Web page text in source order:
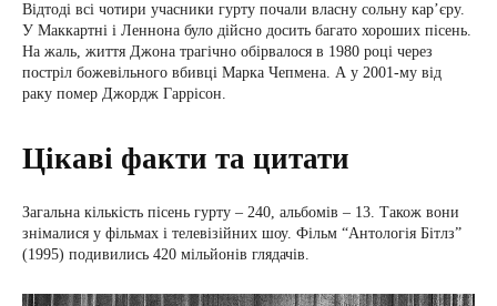
Відтоді всі чотири учасники гурту почали власну сольну кар’єру.
У Маккартні і Леннона було дійсно досить багато хороших пісень.
На жаль, життя Джона трагічно обірвалося в 1980 році через
постріл божевільного вбивці Марка Чепмена. А у 2001-му від
раку помер Джордж Гаррісон.
Цікаві факти та цитати
Загальна кількість пісень гурту – 240, альбомів – 13. Також вони
знімалися у фільмах і телевізійних шоу. Фільм “Антологія Бітлз”
(1995) подивились 420 мільйонів глядачів.